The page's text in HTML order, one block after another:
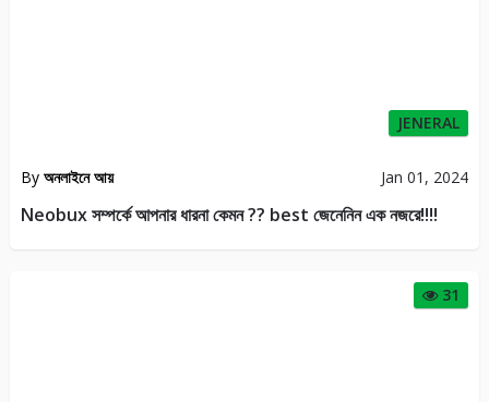
JENERAL
By অনলাইনে আয় Jan 01, 2024
Neobux সম্পর্কে আপনার ধারনা কেমন ?? best জেনেনিন এক নজরে!!!!
31